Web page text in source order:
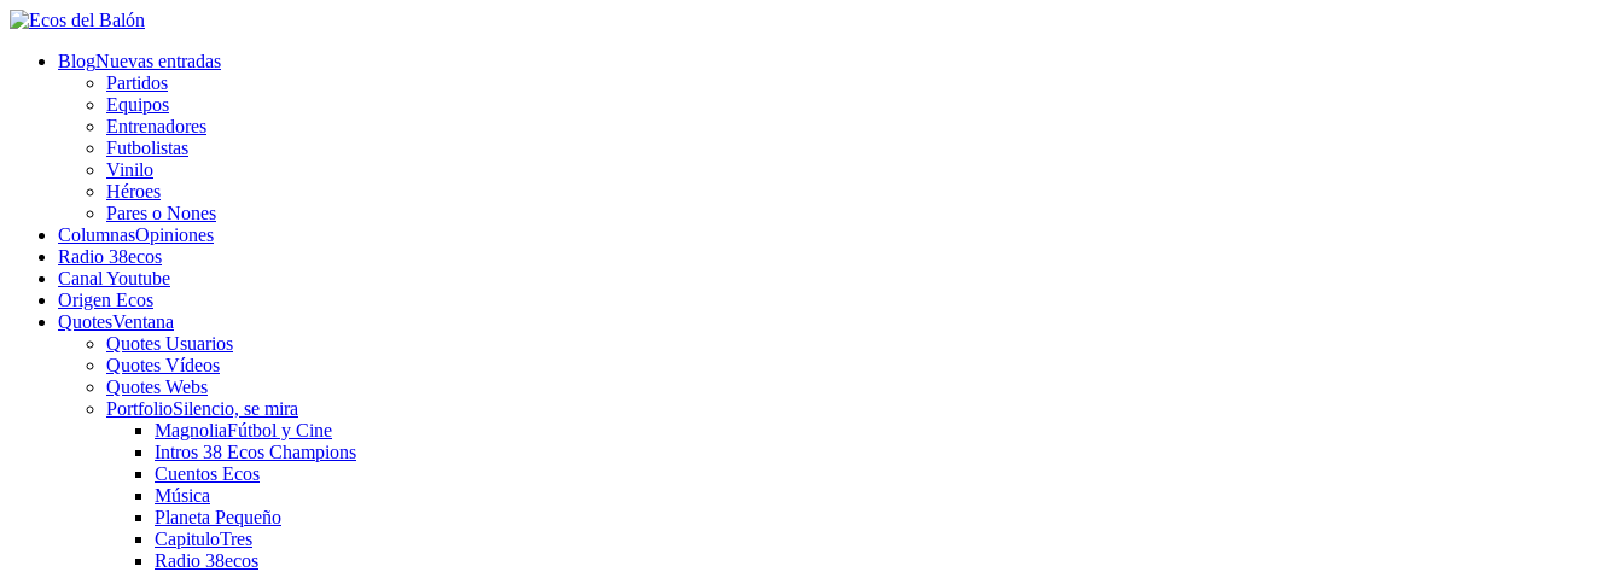
BlogNuevas entradas
Partidos
Equipos
Entrenadores
Futbolistas
Vinilo
Héroes
Pares o Nones
ColumnasOpiniones
Radio 38ecos
Canal Youtube
Origen Ecos
QuotesVentana
Quotes Usuarios
Quotes Vídeos
Quotes Webs
PortfolioSilencio, se mira
MagnoliaFútbol y Cine
Intros 38 Ecos Champions
Cuentos Ecos
Música
Planeta Pequeño
CapituloTres
Radio 38ecos